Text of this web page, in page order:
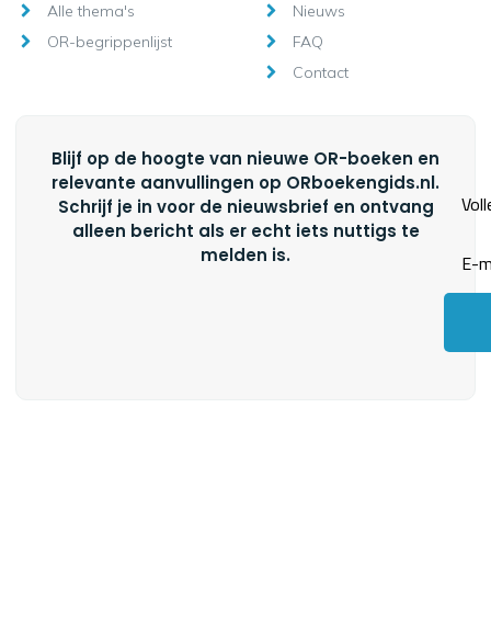
Alle thema's
OR-begrippenlijst
Nieuws
FAQ
Contact
Blijf op de hoogte van nieuwe OR-boeken en
relevante aanvullingen op ORboekengids.nl.
Schrijf je in voor de nieuwsbrief en ontvang
alleen bericht als er echt iets nuttigs te
melden is.